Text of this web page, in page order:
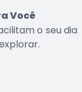
Você
o seu dia